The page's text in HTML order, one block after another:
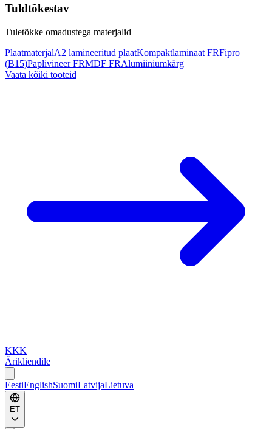
Tuldtõkestav
Tuletõkke omadustega materjalid
PlaatmaterjalA2 lamineeritud plaatKompaktlaminaat FRFipro
(B15)Paplivineer FRMDF FRAlumiiniumkärg
Vaata kõiki tooteid
KKK
Ärikliendile
EestiEnglishSuomiLatvijaLietuva
ET